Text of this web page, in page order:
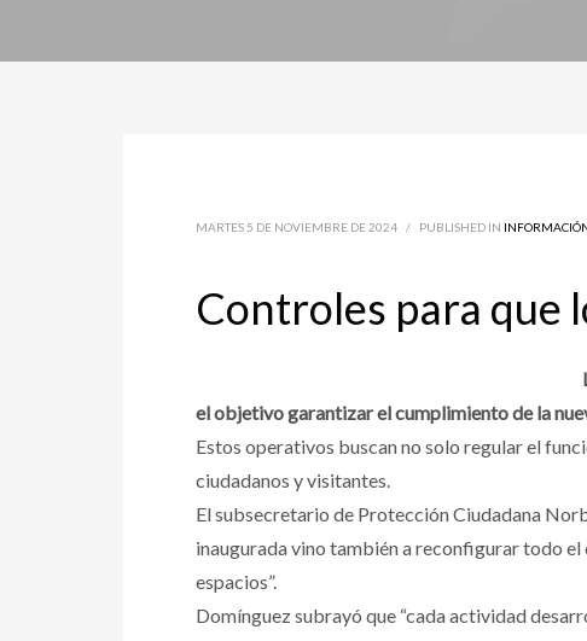
MARTES 5 DE NOVIEMBRE DE 2024 / PUBLISHED IN
Controles para que
el objetivo garantizar el cumplimiento de la
Estos operativos buscan no solo regular el
ciudadanos y visitantes.
El subsecretario de Protección Ciudadana
inaugurada vino también a reconfigurar todo
espacios”.
Domínguez subrayó que “cada actividad